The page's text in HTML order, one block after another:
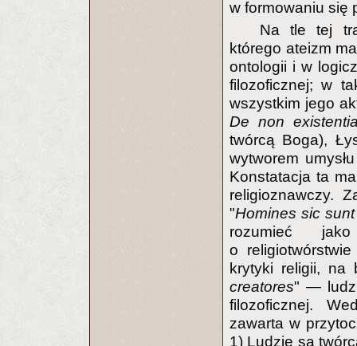
w formowaniu się
Na tle tej
którego ateizm
ontologii i w
filozoficznej; w
wszystkim jego
De non
twórcą Boga),
wytworem
Konstatacja ta
religioznawczy.
"Homines sic
rozumieć
o
krytyki religii, na
creatores" —
filozoficznej.
zawarta w
1) Ludzie są